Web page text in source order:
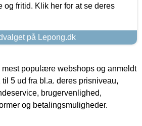
og fritid. Klik her for at se deres
på Lepong.dk
populære webshops og anmeldt
5 ud fra bl.a. deres prisniveau,
brugervenlighed,
og betalingsmuligheder.